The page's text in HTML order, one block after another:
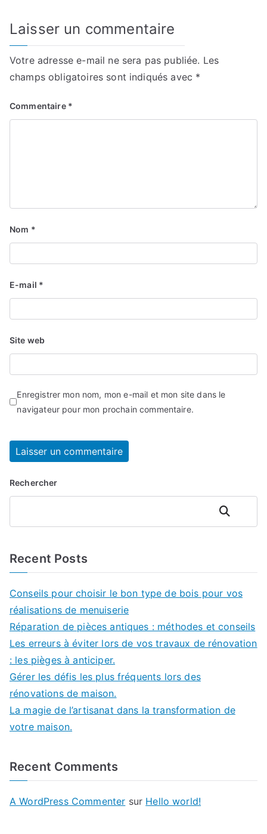
Laisser un commentaire
Votre adresse e-mail ne sera pas publiée. Les
champs obligatoires sont indiqués avec *
Commentaire *
Nom *
E-mail *
Site web
Enregistrer mon nom, mon e-mail et mon site dans le
navigateur pour mon prochain commentaire.
Rechercher
Rechercher
Recent Posts
Conseils pour choisir le bon type de bois pour vos
réalisations de menuiserie
Réparation de pièces antiques : méthodes et conseils
Les erreurs à éviter lors de vos travaux de rénovation
: les pièges à anticiper.
Gérer les défis les plus fréquents lors des
rénovations de maison.
La magie de l’artisanat dans la transformation de
votre maison.
Recent Comments
A WordPress Commenter sur Hello world!